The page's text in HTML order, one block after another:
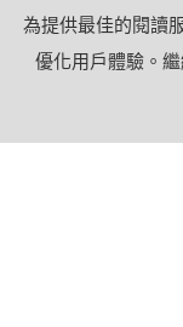
為提供最佳的閱讀
優化用戶體驗。